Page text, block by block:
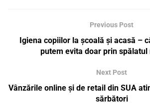
Previous Post
Igiena copiilor la școală și acasă –
putem evita doar prin
Next Post
Vânzările online și de retail din SUA
sărbători